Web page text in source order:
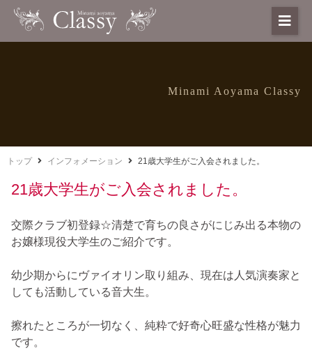
Minami Aoyama Classy
トップ インフォメーション 21歳大学生がご入会されました。
21歳大学生がご入会されました。
交際クラブ初登録☆清楚で育ちの良さがにじみ出る本物の
お嬢様現役大学生のご紹介です。
幼少期からにヴァイオリン取り組み、現在は人気演奏家と
しても活動している音大生。
擦れたところが一切なく、純粋で好奇心旺盛な性格が魅力
です。